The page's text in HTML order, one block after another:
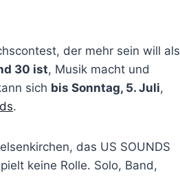
der mehr sein will als
30 ist, Musik macht und
sich bis Sonntag, 5. Juli,
.
das US SOUNDS
keine Rolle. Solo, Band,